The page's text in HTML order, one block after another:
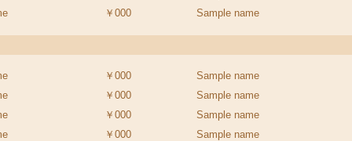
￥000
Sample name
￥000
￥000
￥000
￥000
Sample name
Sample name
Sample name
Sample name